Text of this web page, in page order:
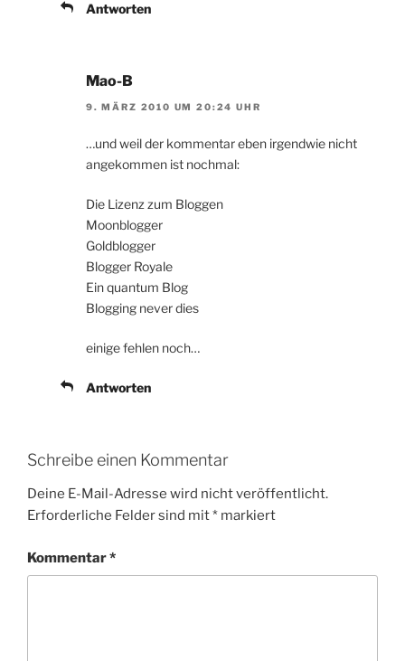
Antworten
Mao-B
9. MÄRZ 2010 UM 20:24 UHR
…und weil der kommentar eben irgendwie nicht
angekommen ist nochmal:
Die Lizenz zum Bloggen
Moonblogger
Goldblogger
Blogger Royale
Ein quantum Blog
Blogging never dies
einige fehlen noch…
Antworten
Schreibe einen Kommentar
Deine E-Mail-Adresse wird nicht veröffentlicht.
Erforderliche Felder sind mit* markiert
Kommentar*